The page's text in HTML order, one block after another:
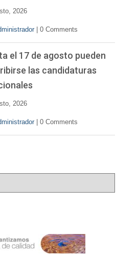
2026
0 Comments
el 17 de agosto pueden
las candidaturas
2026
0 Comments